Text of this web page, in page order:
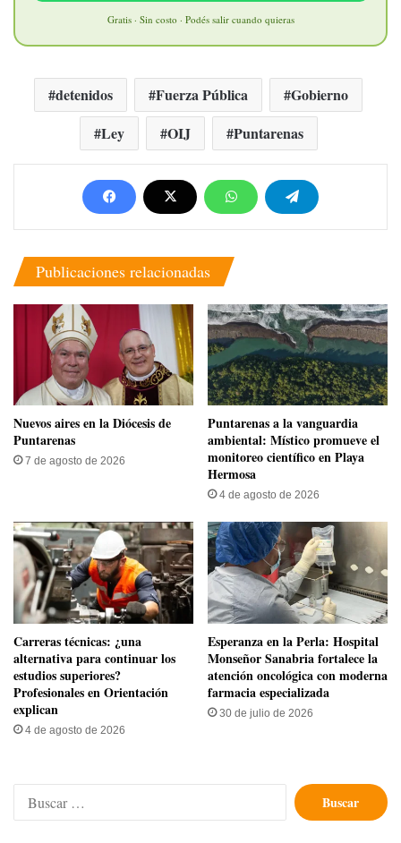
Gratis · Sin costo · Podés salir cuando quieras
detenidos Fuerza Pública
Gobierno
Ley
OIJ Puntarenas
Publicaciones relacionadas
​Nuevos aires en la Diócesis de
Puntarenas
7 de agosto de 2026
​Puntarenas a la vanguardia
ambiental: Místico promueve el
monitoreo científico en Playa
Hermosa
4 de agosto de 2026
Carreras técnicas: ¿una
alternativa para continuar los
estudios superiores?
Profesionales en Orientación
explican
4 de agosto de 2026
​Esperanza en la Perla: Hospital
Monseñor Sanabria fortalece la
atención oncológica con moderna
farmacia especializada
30 de julio de 2026
Buscar: